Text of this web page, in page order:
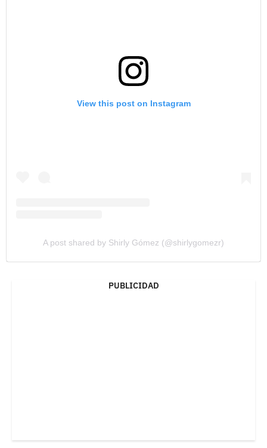
View this post on Instagram
A post shared by Shirly Gómez (@shirlygomezr)
PUBLICIDAD